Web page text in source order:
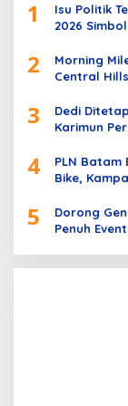
1
Isu Politik
2026
2
Morning
Central
3
Dedi
Karimun
4
PLN
Bike,
5
Dorong
Penuh